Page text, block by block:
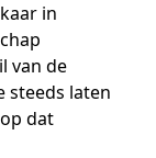
in
van de
steeds laten
dat